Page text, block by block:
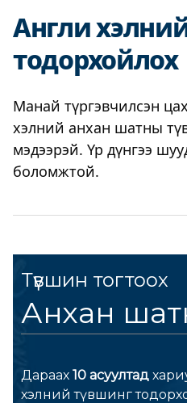
Англи
тодорхойлох
Манай түргэвчилсэн
хэлний анхан шатны
мэдээрэй. Үр дүнгээ
боломжтой.